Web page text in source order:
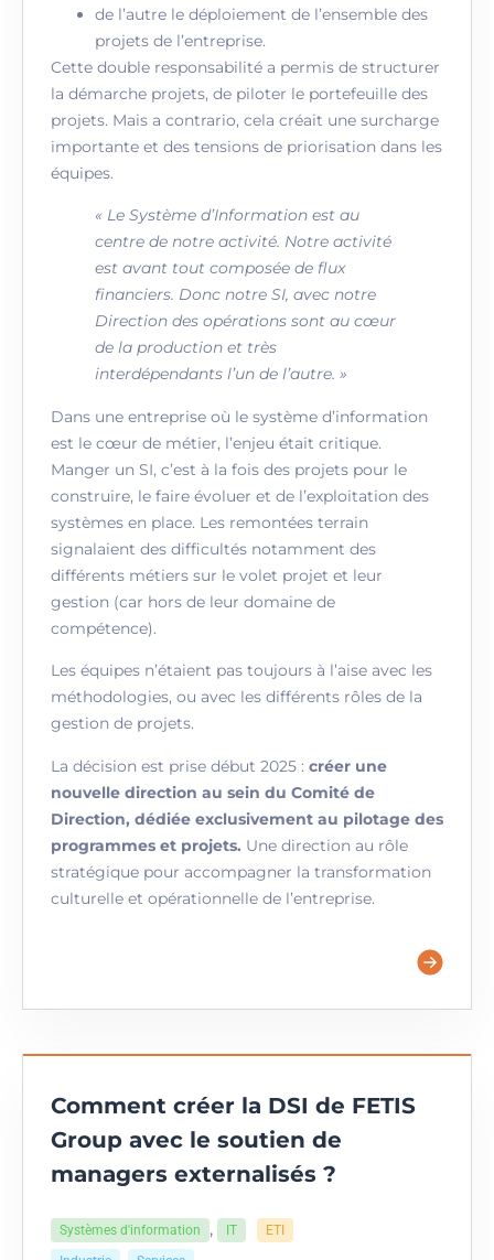
de l’autre le déploiement de l’ensemble des
projets de l’entreprise.
Cette double responsabilité a permis de structurer
la démarche projets, de piloter le portefeuille des
projets. Mais a contrario, cela créait une surcharge
importante et des tensions de priorisation dans les
équipes.
« Le Système d’Information est au
centre de notre activité. Notre activité
est avant tout composée de flux
financiers. Donc notre SI, avec notre
Direction des opérations sont au cœur
de la production et très
interdépendants l’un de l’autre. »
Dans une entreprise où le système d’information
est le cœur de métier, l’enjeu était critique.
Manger un SI, c’est à la fois des projets pour le
construire, le faire évoluer et de l’exploitation des
systèmes en place. Les remontées terrain
signalaient des difficultés notamment des
différents métiers sur le volet projet et leur
gestion (car hors de leur domaine de
compétence).
Les équipes n’étaient pas toujours à l’aise avec les
méthodologies, ou avec les différents rôles de la
gestion de projets.
La décision est prise début 2025 : créer une
nouvelle direction au sein du Comité de
Direction, dédiée exclusivement au pilotage des
programmes et projets. Une direction au rôle
stratégique pour accompagner la transformation
culturelle et opérationnelle de l’entreprise.
Comment créer la DSI de FETIS
Group avec le soutien de
managers externalisés ?
Systèmes d'information , IT
ETI